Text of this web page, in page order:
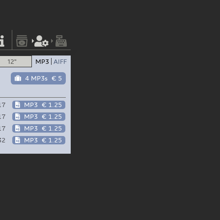
12" MP3 AIFF
4 MP3s € 5
MP3 € 1.25
MP3 € 1.25
MP3 € 1.25
MP3 € 1.25